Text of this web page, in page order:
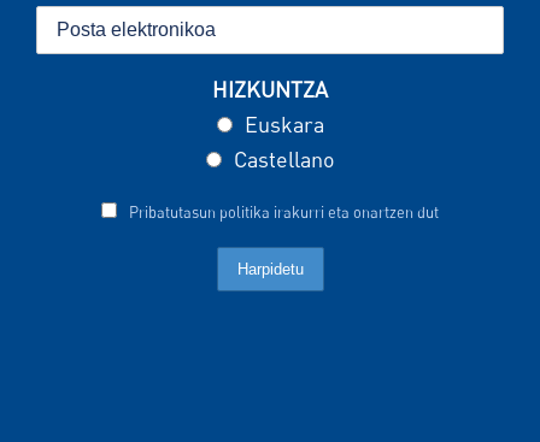
HIZKUNTZA
Euskara
Castellano
Pribatutasun politika irakurri eta onartzen dut